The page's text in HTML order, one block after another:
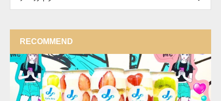
RECOMMEND